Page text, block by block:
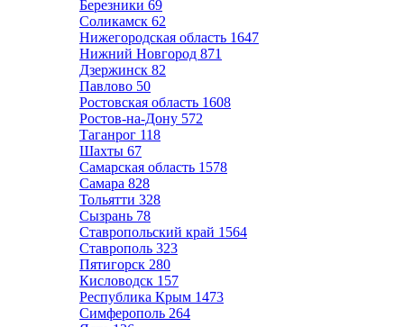
Березники 69
Соликамск 62
Нижегородская область 1647
Нижний Новгород 871
Дзержинск 82
Павлово 50
Ростовская область 1608
Ростов-на-Дону 572
Таганрог 118
Шахты 67
Самарская область 1578
Самара 828
Тольятти 328
Сызрань 78
Ставропольский край 1564
Ставрополь 323
Пятигорск 280
Кисловодск 157
Республика Крым 1473
Симферополь 264